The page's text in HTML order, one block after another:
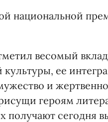
национальной
весомый вклад
ее
и
героям
получают сегодня